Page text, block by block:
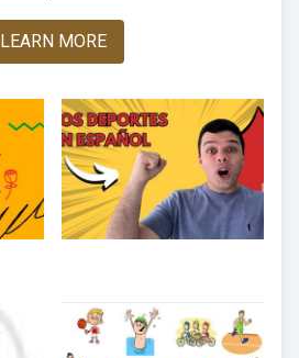
LEARN MORE